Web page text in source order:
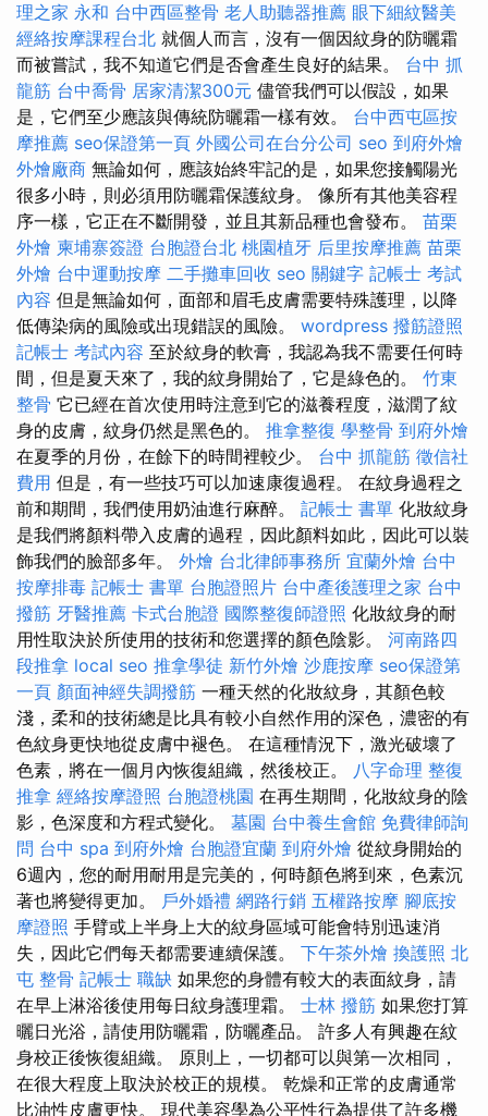
理之家 永和 台中西區整骨 老人助聽器推薦 眼下細紋醫美
經絡按摩課程台北 就個人而言，沒有一個因紋身的防曬霜
而被嘗試，我不知道它們是否會產生良好的結果。 台中 抓
龍筋 台中喬骨 居家清潔300元 儘管我們可以假設，如果
是，它們至少應該與傳統防曬霜一樣有效。 台中西屯區按
摩推薦 seo保證第一頁 外國公司在台分公司 seo 到府外燴
外燴廠商 無論如何，應該始終牢記的是，如果您接觸陽光
很多小時，則必須用防曬霜保護紋身。 像所有其他美容程
序一樣，它正在不斷開發，並且其新品種也會發布。 苗栗
外燴 柬埔寨簽證 台胞證台北 桃園植牙 后里按摩推薦 苗栗
外燴 台中運動按摩 二手攤車回收 seo 關鍵字 記帳士 考試
內容 但是無論如何，面部和眉毛皮膚需要特殊護理，以降
低傳染病的風險或出現錯誤的風險。 wordpress 撥筋證照
記帳士 考試內容 至於紋身的軟膏，我認為我不需要任何時
間，但是夏天來了，我的紋身開始了，它是綠色的。 竹東
整骨 它已經在首次使用時注意到它的滋養程度，滋潤了紋
身的皮膚，紋身仍然是黑色的。 推拿整復 學整骨 到府外燴
在夏季的月份，在餘下的時間裡較少。 台中 抓龍筋 徵信社
費用 但是，有一些技巧可以加速康復過程。 在紋身過程之
前和期間，我們使用奶油進行麻醉。 記帳士 書單 化妝紋身
是我們將顏料帶入皮膚的過程，因此顏料如此，因此可以裝
飾我們的臉部多年。 外燴 台北律師事務所 宜蘭外燴 台中
按摩排毒 記帳士 書單 台胞證照片 台中產後護理之家 台中
撥筋 牙醫推薦 卡式台胞證 國際整復師證照 化妝紋身的耐
用性取決於所使用的技術和您選擇的顏色陰影。 河南路四
段推拿 local seo 推拿學徒 新竹外燴 沙鹿按摩 seo保證第
一頁 顏面神經失調撥筋 一種天然的化妝紋身，其顏色較
淺，柔和的技術總是比具有較小自然作用的深色，濃密的有
色紋身更快地從皮膚中褪色。 在這種情況下，激光破壞了
色素，將在一個月內恢復組織，然後校正。 八字命理 整復
推拿 經絡按摩證照 台胞證桃園 在再生期間，化妝紋身的陰
影，色深度和方程式變化。 墓園 台中養生會館 免費律師詢
問 台中 spa 到府外燴 台胞證宜蘭 到府外燴 從紋身開始的
6週內，您的耐用耐用是完美的，何時顏色將到來，色素沉
著也將變得更加。 戶外婚禮 網路行銷 五權路按摩 腳底按
摩證照 手臂或上半身上大的紋身區域可能會特別迅速消
失，因此它們每天都需要連續保護。 下午茶外燴 換護照 北
屯 整骨 記帳士 職缺 如果您的身體有較大的表面紋身，請
在早上淋浴後使用每日紋身護理霜。 士林 撥筋 如果您打算
曬日光浴，請使用防曬霜，防曬產品。 許多人有興趣在紋
身校正後恢復組織。 原則上，一切都可以與第一次相同，
在很大程度上取決於校正的規模。 乾燥和正常的皮膚通常
比油性皮膚更快。 現代美容學為公平性行為提供了許多機